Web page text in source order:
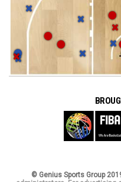
© Genius Sports Group